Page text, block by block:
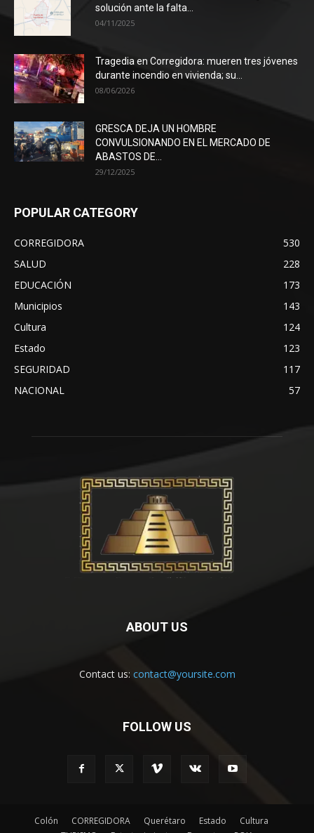
solución ante la falta...
04/11/2025
Tragedia en Corregidora: mueren tres jóvenes
durante incendio en vivienda; su...
08/06/2026
GRESCA DEJA UN HOMBRE
CONVULSIONANDO EN EL MERCADO DE
ABASTOS DE...
29/12/2025
POPULAR CATEGORY
CORREGIDORA
530
SALUD
228
EDUCACIÓN
173
Municipios
143
Cultura
124
Estado
123
SEGURIDAD
117
NACIONAL
57
ABOUT US
Contact us: contact@yoursite.com
FOLLOW US
Colón CORREGIDORA Querétaro Estado
Cultura